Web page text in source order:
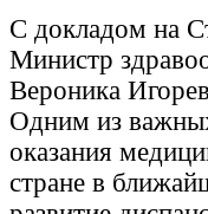
С докладом на
Министр
Вероника
Одним из
оказания
стране в